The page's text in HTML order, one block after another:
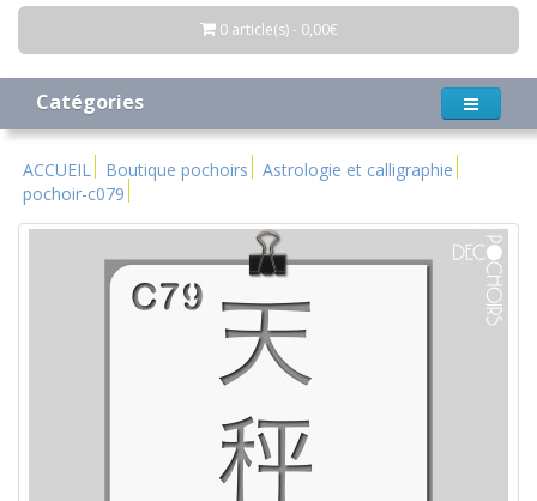
0 article(s) - 0,00€
Catégories
ACCUEIL Boutique pochoirs
Astrologie et calligraphie
pochoir-c079